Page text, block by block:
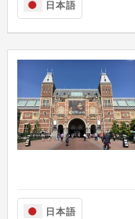
日本語
日本語